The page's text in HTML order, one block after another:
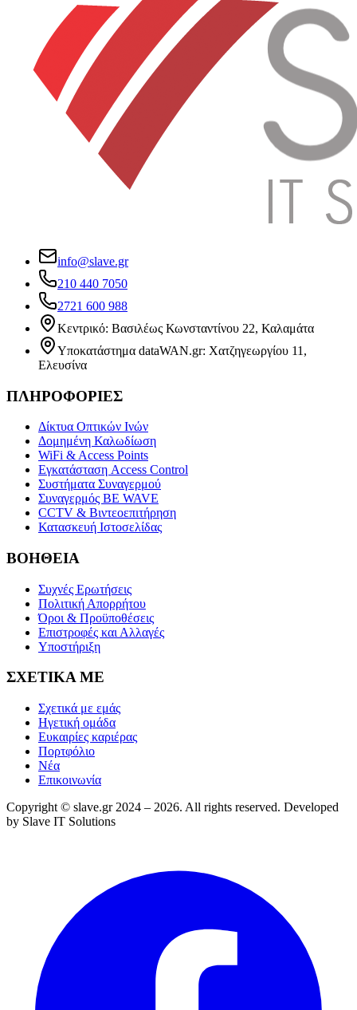
info@slave.gr
210 440 7050
2721 600 988
Κεντρικό: Βασιλέως Κωνσταντίνου 22, Καλαμάτα
Υποκατάστημα dataWAN.gr: Χατζηγεωργίου 11,
Ελευσίνα
ΠΛΗΡΟΦΟΡΙΕΣ
Δίκτυα Οπτικών Ινών
Δομημένη Καλωδίωση
WiFi & Access Points
Εγκατάσταση Access Control
Συστήματα Συναγερμού
Συναγερμός BE WAVE
CCTV & Βιντεοεπιτήρηση
Κατασκευή Ιστοσελίδας
ΒΟΗΘΕΙΑ
Συχνές Ερωτήσεις
Πολιτική Απορρήτου
Όροι & Προϋποθέσεις
Επιστροφές και Αλλαγές
Υποστήριξη
ΣΧΕΤΙΚΑ ΜΕ
Σχετικά με εμάς
Ηγετική ομάδα
Ευκαιρίες καριέρας
Πορτφόλιο
Νέα
Επικοινωνία
Copyright © slave.gr 2024 – 2026. All rights reserved. Developed
by Slave IT Solutions